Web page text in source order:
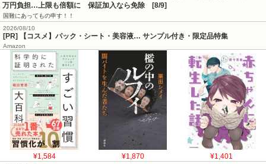
万円負担…上限も倍額に　保証加入なら免除　[8/9]
国難にあってもの申す！！
2026/08/10
[PR] 【コスメ】パック・シート・美容液… サンプル付き・限定品特集
Amazon
¥1,584 ¥1,870 ¥1,401